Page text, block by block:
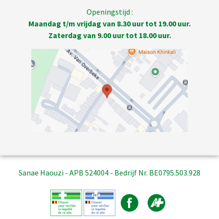
Openingstijd :
Maandag t/m vrijdag van 8.30 uur tot 19.00 uur.
Zaterdag van 9.00 uur tot 18.00 uur.
Sanae Haouzi - APB 524004 - Bedrijf Nr. BE0795.503.928